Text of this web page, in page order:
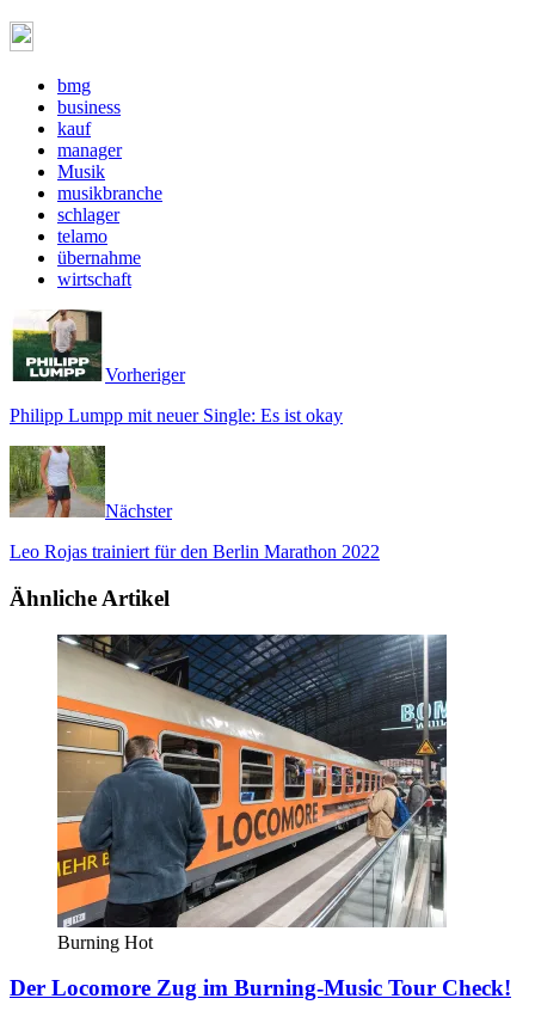
bmg
business
kauf
manager
Musik
musikbranche
schlager
telamo
übernahme
wirtschaft
Vorheriger
Philipp Lumpp mit neuer Single: Es ist okay
Nächster
Leo Rojas trainiert für den Berlin Marathon 2022
Ähnliche Artikel
Burning Hot
Der Locomore Zug im Burning-Music Tour Check!